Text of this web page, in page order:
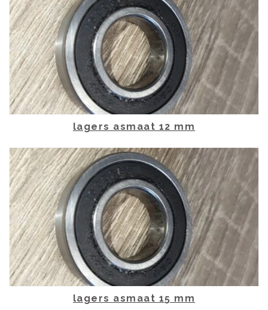
lagers asmaat 12 mm
lagers asmaat 15 mm